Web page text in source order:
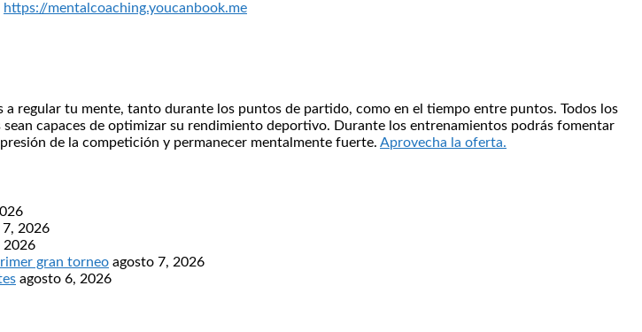
https://mentalcoaching.youcanbook.me
regular tu mente, tanto durante los puntos de partido, como en el tiempo entre puntos. Todos los
capaces de optimizar su rendimiento deportivo. Durante los entrenamientos podrás fomentar
de la competición y permanecer mentalmente fuerte. Aprovecha la oferta.
7, 2026
2026
gran torneo agosto 7, 2026
agosto 6, 2026